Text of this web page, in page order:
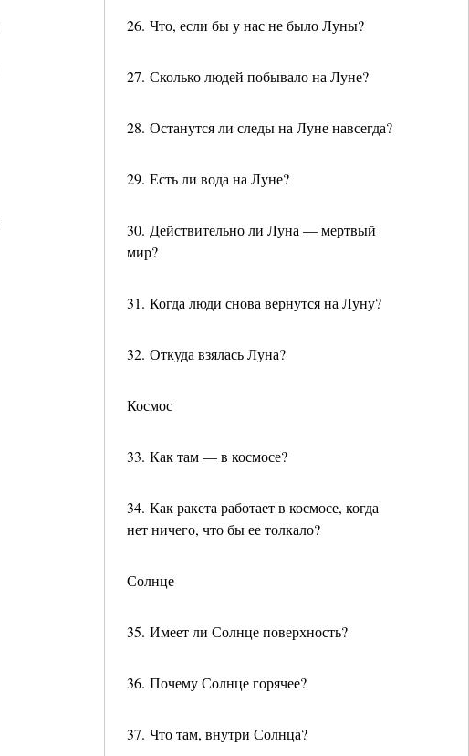
26. Что, если бы у нас не было Луны?
27. Сколько людей побывало на Луне?
28. Останутся ли следы на Луне навсегда?
29. Есть ли вода на Луне?
30. Действительно ли Луна — мертвый
мир?
31. Когда люди снова вернутся на Луну?
32. Откуда взялась Луна?
Космос
33. Как там — в космосе?
34. Как ракета работает в космосе, когда
нет ничего, что бы ее толкало?
Солнце
35. Имеет ли Солнце поверхность?
36. Почему Солнце горячее?
37. Что там, внутри Солнца?